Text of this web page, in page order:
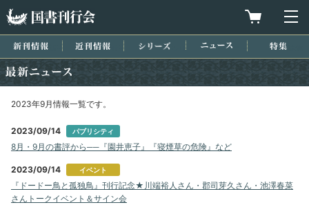
買物カゴを
新刊情報 近刊情報 シリーズ ニュース
2023年9月情報一覧です。
2023/09/14 パブリシティ
8月・9月の書評から──『園井恵子』『寝煙草の危険』など
2023/09/14 イベント
『ドードー鳥と孤独鳥』刊行記念★川端裕人さん・郡司芽久さん・池澤春菜
さんトークイベント＆サイン会